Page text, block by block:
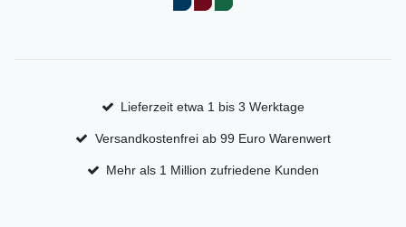
Lieferzeit etwa 1 bis 3 Werktage
Versandkostenfrei ab 99 Euro Warenwert
Mehr als 1 Million zufriedene Kunden